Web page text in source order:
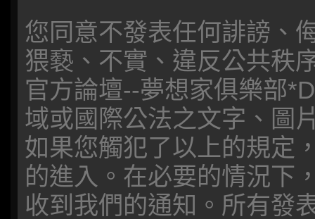
您同意不發表任何誹謗、
猥褻、不實、違反公共秩
官方論壇--夢想家俱樂部
域或國際公法之文字、圖
如果您觸犯了以上的規定
的進入。在必要的情況下
收到我們的通知。所有發